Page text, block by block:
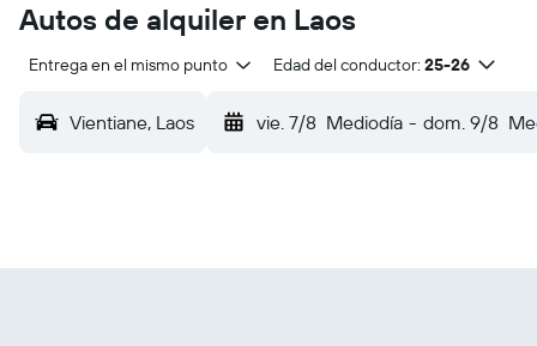
Autos de alquiler en Laos
Entrega en el mismo punto Edad del conductor: 25-26
Vientiane, Laos vie. 7/8 Mediodía - dom. 9/8